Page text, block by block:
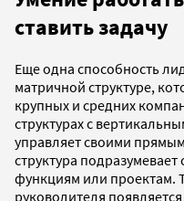
ставить задачу
Еще одна способность
матричной структуре,
крупных и средних
структурах с
управляет своими
структура
функциям или проектам.
руководителя